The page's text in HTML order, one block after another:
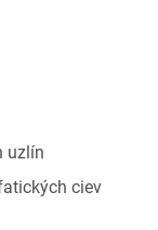
uzlín
ciev